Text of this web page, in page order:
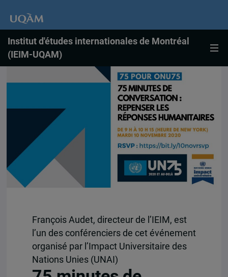
Institut d'études internationales de Montréal
(IEIM-UQAM)
François Audet, directeur de l’IEIM, est
l’un des conférenciers de cet événement
organisé par l’Impact Universitaire des
Nations Unies (UNAI)